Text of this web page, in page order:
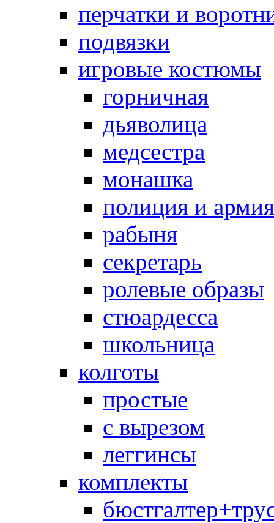
перчатки и
подвязки
игровые костюмы
горничная
дьяволица
медсестра
монашка
полиция и армия
рабыня
секретарь
ролевые образы
стюардесса
школьница
колготы
простые
с вырезом
леггинсы
комплекты